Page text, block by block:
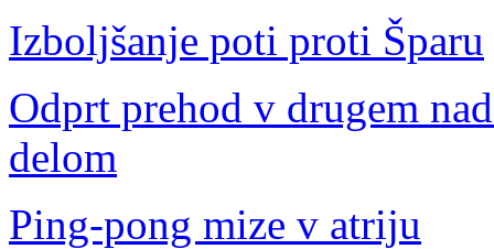
Izboljšanje poti proti Šparu
Odprt prehod v drugem
delom
Ping-pong mize v atriju